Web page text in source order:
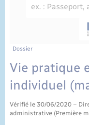
État civil
Cimetière
Dossier
Vie pratique
individuel
Vérifié le 30/06/2020 –
administrative (Première